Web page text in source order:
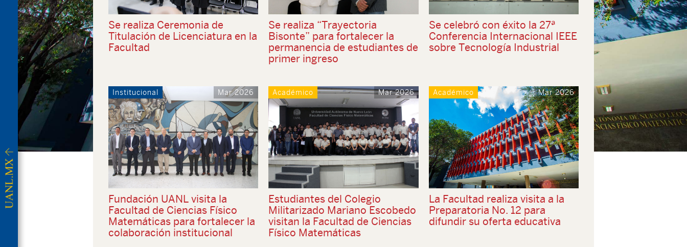
Se realiza Ceremonia de
Titulación de Licenciatura en la
Facultad
Se realiza “Trayectoria
Bisonte” para fortalecer la
permanencia de estudiantes de
primer ingreso
Se celebró con éxito la 27ª
Conferencia Internacional IEEE
sobre Tecnología Industrial
Institucional Mar 2026
Fundación UANL visita la
Facultad de Ciencias Físico
Matemáticas para fortalecer la
colaboración institucional
Académico Mar 2026
Estudiantes del Colegio
Militarizado Mariano Escobedo
visitan la Facultad de Ciencias
Físico Matemáticas
Académico Mar 2026
La Facultad realiza visita a la
Preparatoria No. 12 para
difundir su oferta educativa